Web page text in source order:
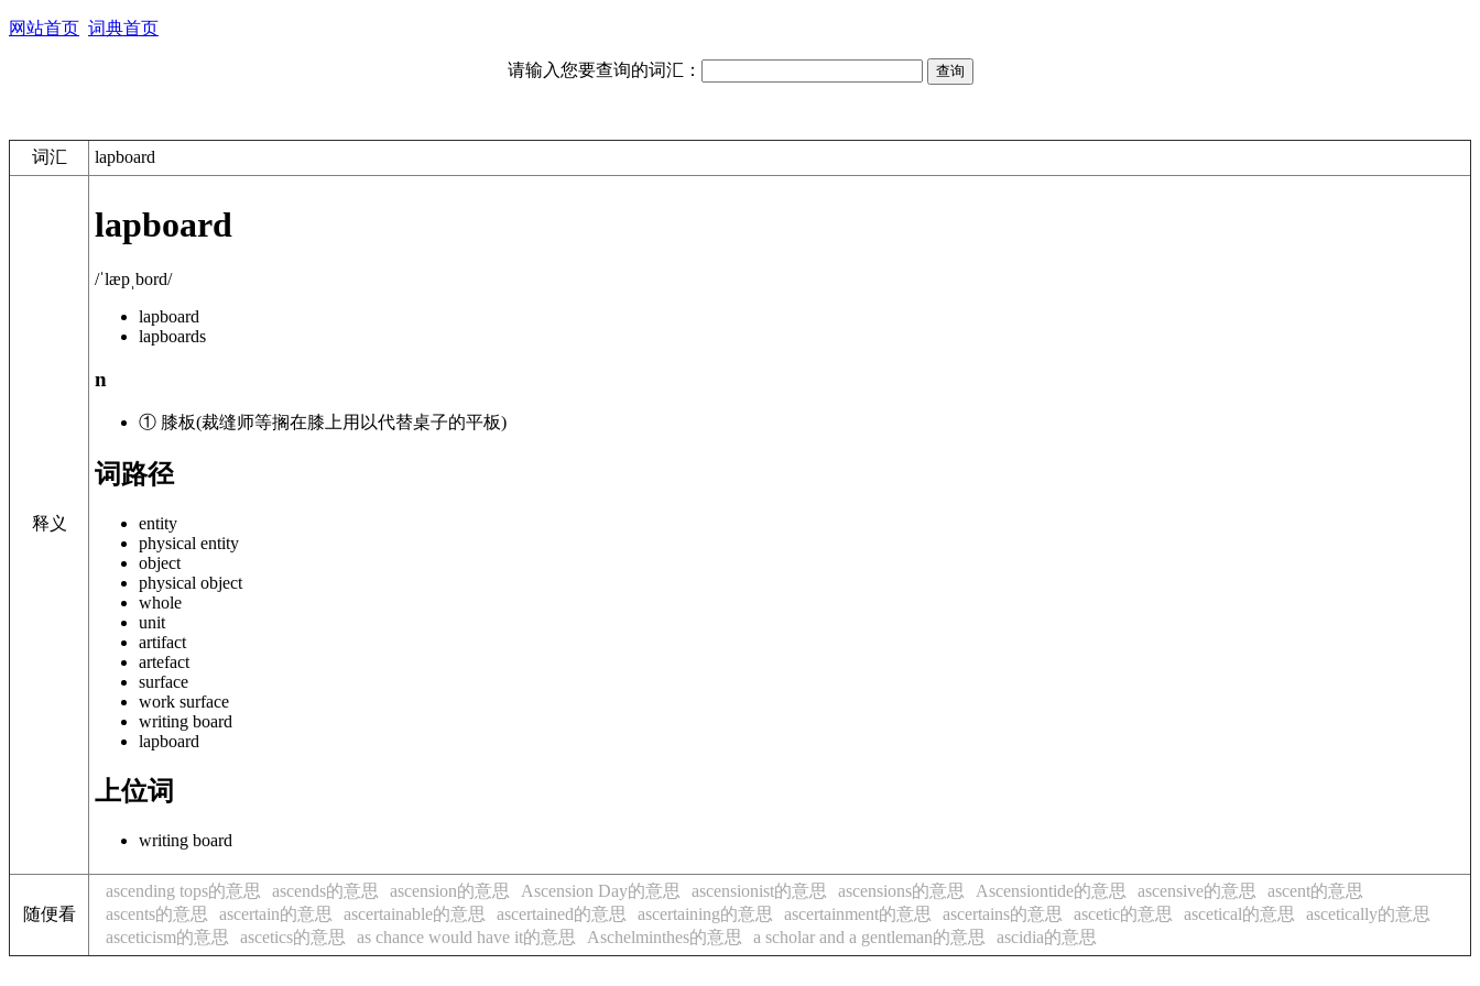
网站首页 词典首页
请输入您要查询的词汇：
词汇 lapboard
释义
lapboard
/ˈlæpˌbord/
lapboard
lapboards
n
① 膝板(裁缝师等搁在膝上用以代替桌子的平板)
词路径
entity
physical entity
object
physical object
whole
unit
artifact
artefact
surface
work surface
writing board
lapboard
上位词
writing board
随便看
ascending tops的意思 ascends的意思 ascension的意思 Ascension Day的意思 ascensionist的意思 ascensions的意思 Ascensiontide的意思 ascensive的意思
ascent的意思
ascents的意思
ascertain的意思 ascertainable的意思 ascertained的意思 ascertaining的意思 ascertainment的意思 ascertains的意思 ascetic的意思 ascetical的意思
ascetically的意思
asceticism的意思
ascetics的意思 as chance would have it的意思 Aschelminthes的意思 a scholar and a gentleman的意思 ascidia的意思